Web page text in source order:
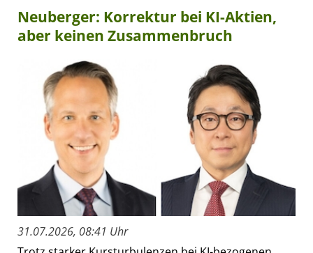
Neuberger: Korrektur bei KI-Aktien,
aber keinen Zusammenbruch
31.07.2026, 08:41 Uhr